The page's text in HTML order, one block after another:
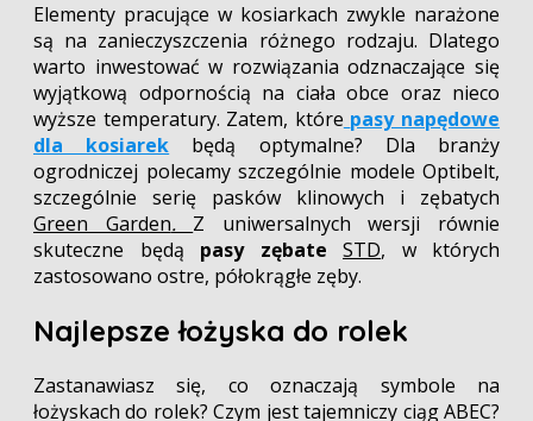
Elementy pracujące w kosiarkach zwykle narażone
są na zanieczyszczenia różnego rodzaju. Dlatego
warto inwestować w rozwiązania odznaczające się
wyjątkową odpornością na ciała obce oraz nieco
wyższe temperatury. Zatem, które pasy napędowe
dla kosiarek będą optymalne? Dla branży
ogrodniczej polecamy szczególnie modele Optibelt,
szczególnie serię pasków klinowych i zębatych
Green Garden. Z uniwersalnych wersji równie
skuteczne będą pasy zębate STD, w których
zastosowano ostre, półokrągłe zęby.
Najlepsze łożyska do rolek
Zastanawiasz się, co oznaczają symbole na
łożyskach do rolek? Czym jest tajemniczy ciąg ABEC?